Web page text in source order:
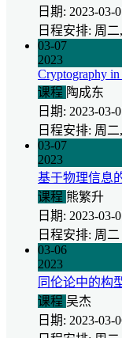
日期: 2023-03-
日程安排: 周
03-07
2023
Cryptography in
课程 陶成东
日期: 2023-03-
日程安排: 周
03-07
2023
基于物理信息
课程 熊繁升
日期: 2023-03-
日程安排: 周二
03-06
2023
同伦论中的构
课程 吴杰
日期: 2023-03-